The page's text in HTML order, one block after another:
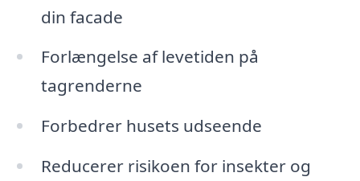
din facade
Forlængelse af levetiden på
tagrenderne
Forbedrer husets udseende
Reducerer risikoen for insekter og